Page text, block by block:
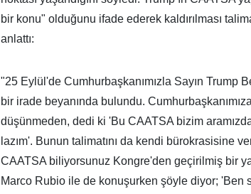
bir konu" olduğunu ifade ederek kaldırılması
anlattı:
"25 Eylül'de Cumhurbaşkanımızla Sayın Trump
bir irade beyanında bulundu.
düşünmeden, dedi ki 'Bu CAATSA bizim
lazım'. Bunun talimatını da kendi bürokrasisine
CAATSA biliyorsunuz Kongre'den geçirilmiş bir
Marco Rubio ile de konuşurken şöyle diyor; 'Ben